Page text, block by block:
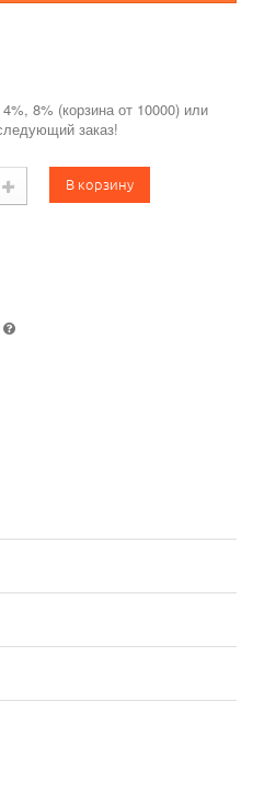
8% (корзина от 10000) или
заказ!
В корзину